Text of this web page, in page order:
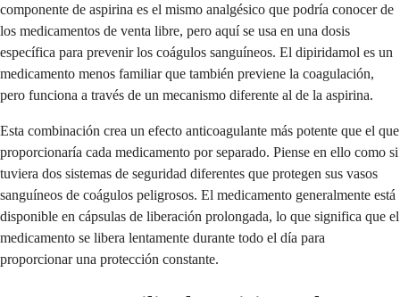
componente de aspirina es el mismo analgésico que podría conocer de
los medicamentos de venta libre, pero aquí se usa en una dosis
específica para prevenir los coágulos sanguíneos. El dipiridamol es un
medicamento menos familiar que también previene la coagulación,
pero funciona a través de un mecanismo diferente al de la aspirina.
Esta combinación crea un efecto anticoagulante más potente que el que
proporcionaría cada medicamento por separado. Piense en ello como si
tuviera dos sistemas de seguridad diferentes que protegen sus vasos
sanguíneos de coágulos peligrosos. El medicamento generalmente está
disponible en cápsulas de liberación prolongada, lo que significa que el
medicamento se libera lentamente durante todo el día para
proporcionar una protección constante.